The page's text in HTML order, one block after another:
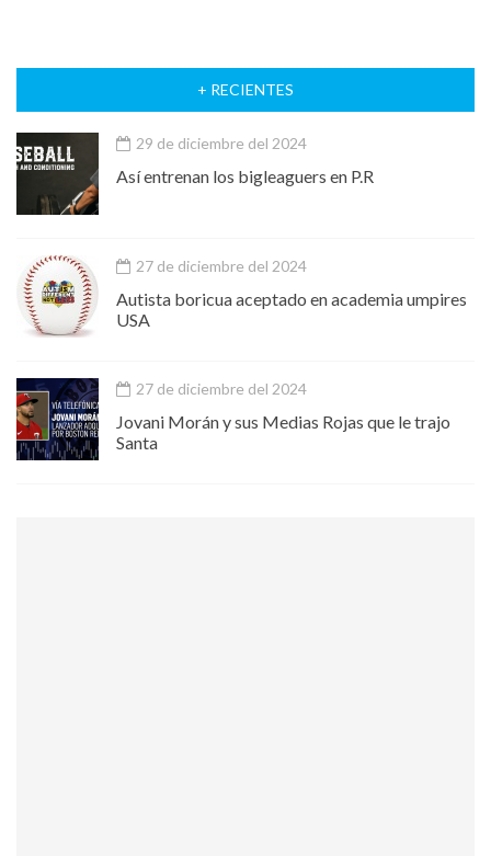
+ RECIENTES
29 de diciembre del 2024
Así entrenan los bigleaguers en P.R
27 de diciembre del 2024
Autista boricua aceptado en academia umpires
USA
27 de diciembre del 2024
Jovani Morán y sus Medias Rojas que le trajo
Santa